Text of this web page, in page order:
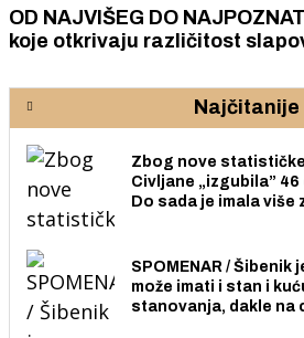
OD NAJVIŠEG DO
koje otkrivaju različitost
Najčitanije
Zbog nove
Civljane „izgubila”
Do sada je imala
SPOMENAR / Šibenik
može imati i stan i
stanovanja, dakle na